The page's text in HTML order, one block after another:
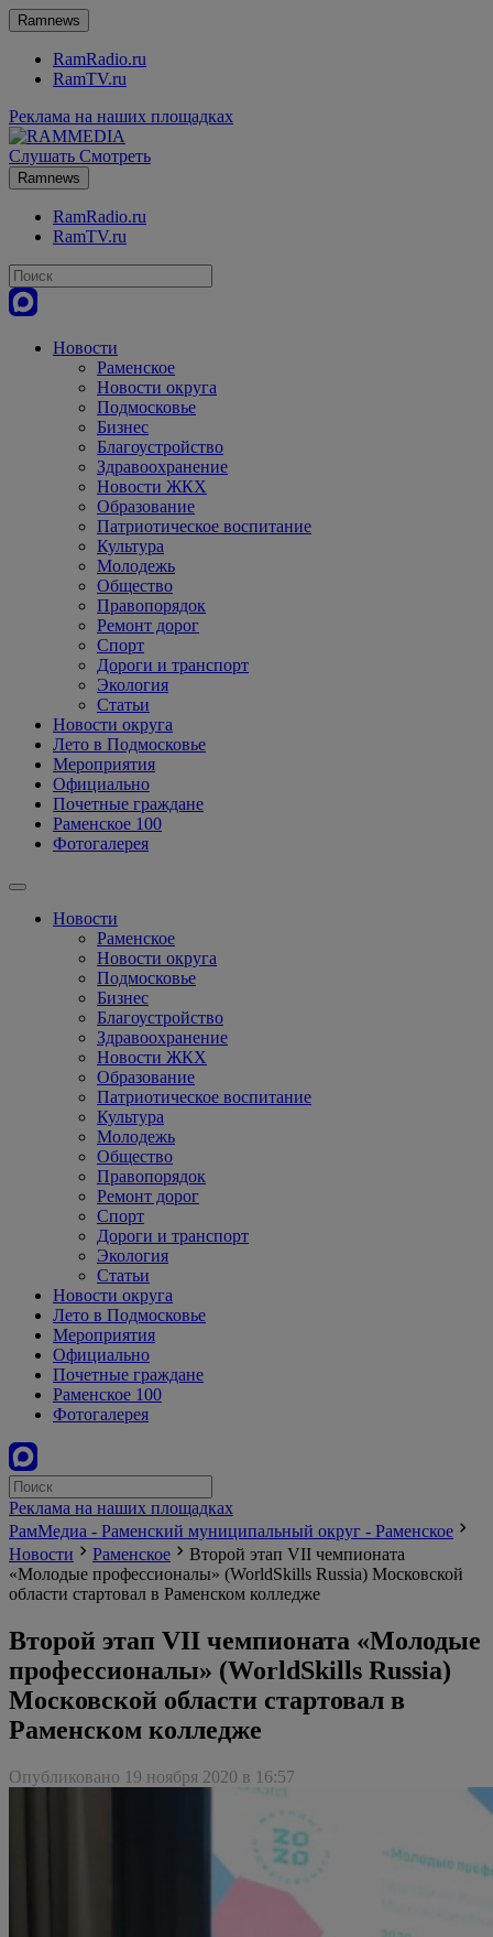
Ramnews
RamRadio.ru
RamTV.ru
Реклама на наших площадках
Слушать Смотреть
Ramnews
RamRadio.ru
RamTV.ru
Новости
Раменское
Новости округа
Подмосковье
Бизнес
Благоустройство
Здравоохранение
Новости ЖКХ
Образование
Патриотическое воспитание
Культура
Молодежь
Общество
Правопорядок
Ремонт дорог
Спорт
Дороги и транспорт
Экология
Статьи
Новости округа
Лето в Подмосковье
Мероприятия
Официально
Почетные граждане
Раменское 100
Фотогалерея
Новости
Раменское
Новости округа
Подмосковье
Бизнес
Благоустройство
Здравоохранение
Новости ЖКХ
Образование
Патриотическое воспитание
Культура
Молодежь
Общество
Правопорядок
Ремонт дорог
Спорт
Дороги и транспорт
Экология
Статьи
Новости округа
Лето в Подмосковье
Мероприятия
Официально
Почетные граждане
Раменское 100
Фотогалерея
Реклама на наших площадках
РамМедиа - Раменский муниципальный округ - Раменское
Новости
Раменское
Второй этап VII чемпионата
«Молодые профессионалы» (WorldSkills Russia) Московской
области стартовал в Раменском колледже
Второй этап VII чемпионата «Молодые
профессионалы» (WorldSkills Russia)
Московской области стартовал в
Раменском колледже
Опубликовано 19 ноября 2020 в 16:57